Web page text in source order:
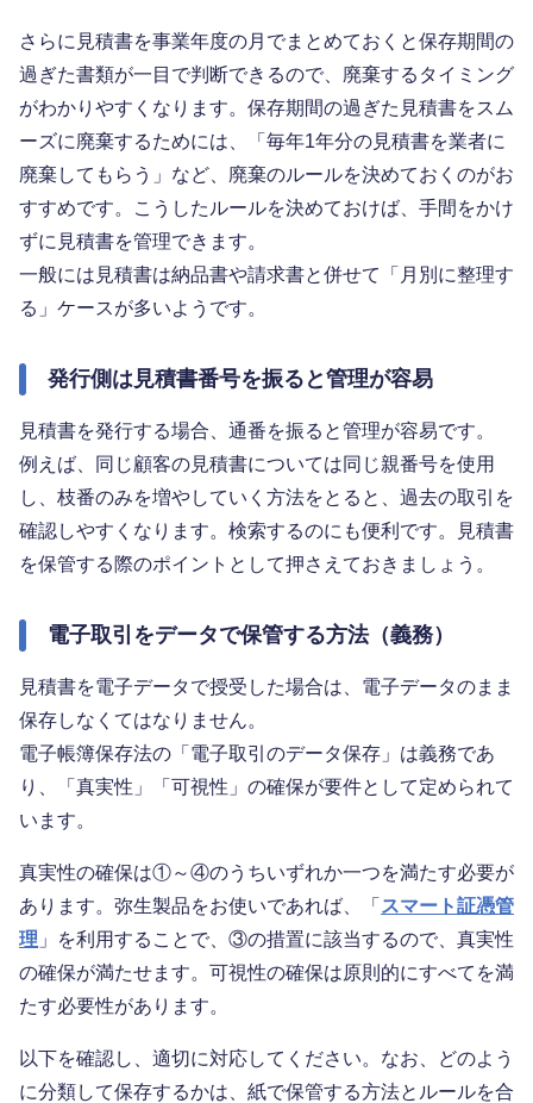
さらに見積書を事業年度の月でまとめておくと保存期間の
過ぎた書類が一目で判断できるので、廃棄するタイミング
がわかりやすくなります。保存期間の過ぎた見積書をスム
ーズに廃棄するためには、「毎年1年分の見積書を業者に
廃棄してもらう」など、廃棄のルールを決めておくのがお
すすめです。こうしたルールを決めておけば、手間をかけ
ずに見積書を管理できます。
一般には見積書は納品書や請求書と併せて「月別に整理す
る」ケースが多いようです。
発行側は見積書番号を振ると管理が容易
見積書を発行する場合、通番を振ると管理が容易です。
例えば、同じ顧客の見積書については同じ親番号を使用
し、枝番のみを増やしていく方法をとると、過去の取引を
確認しやすくなります。検索するのにも便利です。見積書
を保管する際のポイントとして押さえておきましょう。
電子取引をデータで保管する方法（義務）
見積書を電子データで授受した場合は、電子データのまま
保存しなくてはなりません。
電子帳簿保存法の「電子取引のデータ保存」は義務であ
り、「真実性」「可視性」の確保が要件として定められて
います。
真実性の確保は①～④のうちいずれか一つを満たす必要が
あります。弥生製品をお使いであれば、「 スマート証憑管
理 」を利用することで、③の措置に該当するので、真実性
の確保が満たせます。可視性の確保は原則的にすべてを満
たす必要性があります。
以下を確認し、適切に対応してください。なお、どのよう
に分類して保存するかは、紙で保管する方法とルールを合